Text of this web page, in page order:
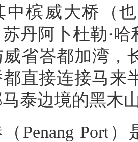
中槟威大桥（
苏丹阿卜杜勒·
省峇都加湾，
直接连接马来
泰边境的黑木
Penang Port